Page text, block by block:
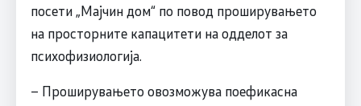
посети „Мајчин дом“ по повод проширувањето
на просторните капацитети на одделот за
психофизиологија.
– Проширувањето овозможува поефикасна